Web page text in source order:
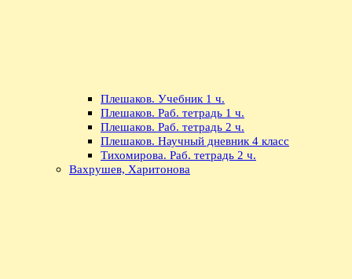
Плешаков. Учебник 1 ч.
Плешаков. Раб. тетрадь 1 ч.
Плешаков. Раб. тетрадь 2 ч.
Плешаков. Научный дневник 4 класс
Тихомирова. Раб. тетрадь 2 ч.
Вахрушев, Харитонова